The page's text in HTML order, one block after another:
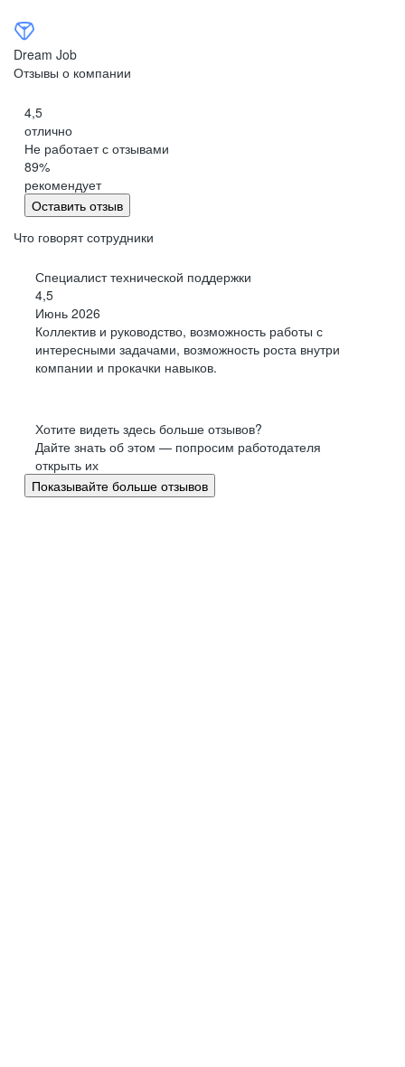
Dream Job
Отзывы о компании
4,5
отлично
Не работает с отзывами
89%
рекомендует
Оставить отзыв
Что говорят сотрудники
Специалист технической поддержки
4,5
Июнь 2026
Коллектив и руководство, возможность работы с
интересными задачами, возможность роста внутри
компании и прокачки навыков.
Хотите видеть здесь больше отзывов?
Дайте знать об этом — попросим работодателя
открыть их
Показывайте больше отзывов